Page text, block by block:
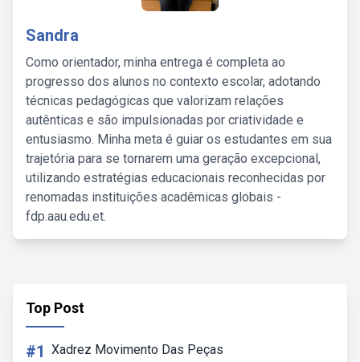
Sandra
Como orientador, minha entrega é completa ao
progresso dos alunos no contexto escolar, adotando
técnicas pedagógicas que valorizam relações
autênticas e são impulsionadas por criatividade e
entusiasmo. Minha meta é guiar os estudantes em sua
trajetória para se tornarem uma geração excepcional,
utilizando estratégias educacionais reconhecidas por
renomadas instituições acadêmicas globais -
fdp.aau.edu.et.
Top Post
#1 Xadrez Movimento Das Peças